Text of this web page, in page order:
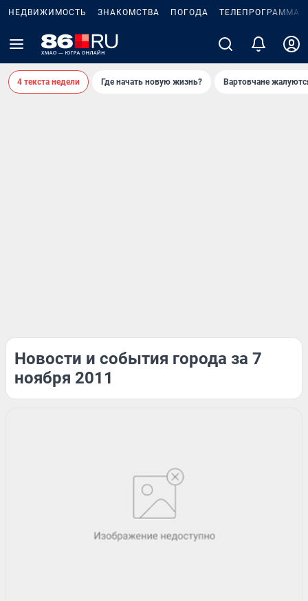
НЕДВИЖИМОСТЬ ЗНАКОМСТВА ПОГОДА ТЕЛЕПРОГРАММА
4 текста недели Где начать новую жизнь? Вартовчане
Новости и события города за 7
ноября 2011